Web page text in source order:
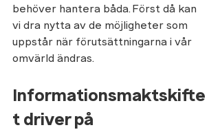
behöver hantera båda. Först då kan
vi dra nytta av de möjligheter som
uppstår när förutsättningarna i vår
omvärld ändras.
Informationsmaktskifte
t driver på